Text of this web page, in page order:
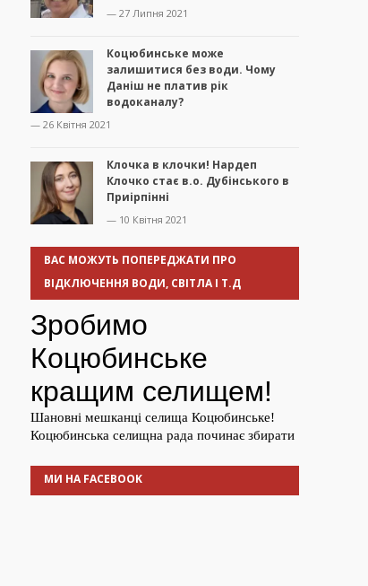
— 27 Липня 2021
Коцюбинське може
залишитися без води. Чому
Даніш не платив рік
водоканалу?
— 26 Квітня 2021
Клочка в клочки! Нардеп
Клочко стає в.о. Дубінського в
Приірпінні
— 10 Квітня 2021
ВАС МОЖУТЬ ПОПЕРЕДЖАТИ ПРО
ВІДКЛЮЧЕННЯ ВОДИ, СВІТЛА І Т.Д
МИ НА FACEBOOK